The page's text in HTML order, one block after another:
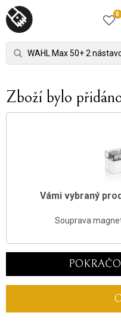
0
Zboží bylo
Vámi vybraný
Souprava